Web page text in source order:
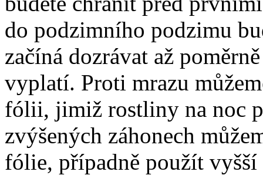
do podzimního podzimu
začíná dozrávat až
vyplatí. Proti mrazu
fólii, jimiž rostliny na noc
zvýšených záhonech
fólie, případně použít